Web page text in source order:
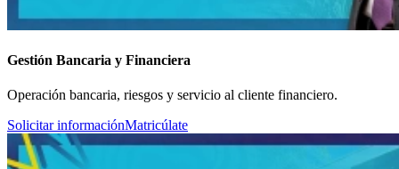
Gestión Bancaria y Financiera
Operación bancaria, riesgos y servicio al cliente financiero.
Solicitar informaciónMatricúlate